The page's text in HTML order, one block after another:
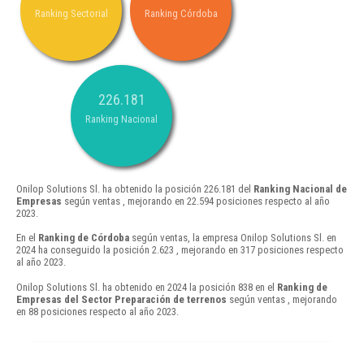
Ranking Sectorial Ranking Córdoba
226.181
Ranking Nacional
Onilop Solutions Sl. ha obtenido la posición 226.181 del Ranking Nacional de
Empresas según ventas , mejorando en 22.594 posiciones respecto al año
2023.
En el Ranking de Córdoba según ventas, la empresa Onilop Solutions Sl. en
2024 ha conseguido la posición 2.623 , mejorando en 317 posiciones respecto
al año 2023.
Onilop Solutions Sl. ha obtenido en 2024 la posición 838 en el Ranking de
Empresas del Sector Preparación de terrenos según ventas , mejorando
en 88 posiciones respecto al año 2023.